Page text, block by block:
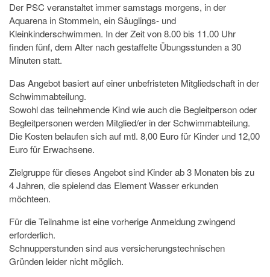
Der PSC veranstaltet immer samstags morgens, in der
Aquarena in Stommeln, ein Säuglings- und
Kleinkinderschwimmen. In der Zeit von 8.00 bis 11.00 Uhr
finden fünf, dem Alter nach gestaffelte Übungsstunden a 30
Minuten statt.
Das Angebot basiert auf einer unbefristeten Mitgliedschaft in der
Schwimmabteilung.
Sowohl das teilnehmende Kind wie auch die Begleitperson oder
Begleitpersonen werden Mitglied/er in der Schwimmabteilung.
Die Kosten belaufen sich auf mtl. 8,00 Euro für Kinder und 12,00
Euro für Erwachsene.
Zielgruppe für dieses Angebot sind Kinder ab 3 Monaten bis zu
4 Jahren, die spielend das Element Wasser erkunden
möchteen.
Für die Teilnahme ist eine vorherige Anmeldung zwingend
erforderlich.
Schnupperstunden sind aus versicherungstechnischen
Gründen leider nicht möglich.